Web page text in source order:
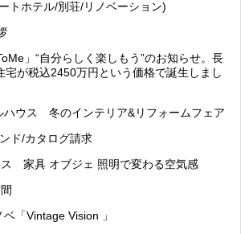
トホテル/別荘/リノベーション)
」“自分らしく楽しもう”のお知らせ。長
宅が税込2450万円という価格で誕生しまし
ハウス 冬のインテリア&リフォームフェア
ド/カタログ請求
家具 オブジェ 照明で変わる空気感
「Vintage Vision 」